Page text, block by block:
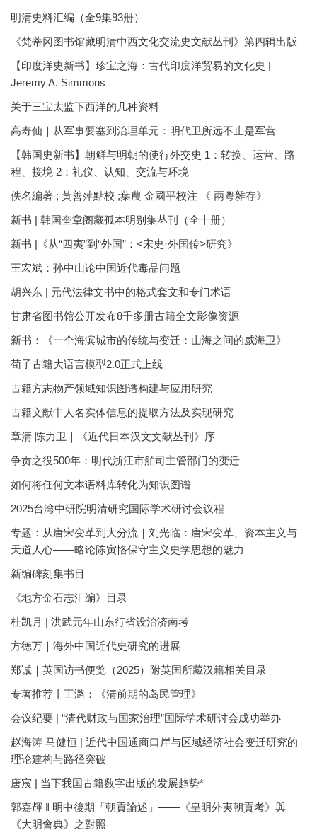
明清史料汇编（全9集93册）
《梵蒂冈图书馆藏明清中西文化交流史文献丛刊》第四辑出版
【印度洋史新书】珍宝之海：古代印度洋贸易的文化史 |
Jeremy A. Simmons
关于三宝太监下西洋的几种资料
高寿仙｜从军事要塞到治理单元：明代卫所远不止是军营
【韩国史新书】朝鲜与明朝的使行外交史 1：转换、运营、路
程、接境 2：礼仪、认知、交流与环境
佚名編著 ; 黃善萍點校 ;葉農 金國平校注 《 兩粵雜存》
新书 | 韩国奎章阁藏孤本明别集丛刊（全十册）
新书 |《从“四夷”到“外国”：<宋史·外国传>研究》
王宏斌：孙中山论中国近代毒品问题
胡兴东 | 元代法律文书中的格式套文和专门术语
甘肃省图书馆公开发布8千多册古籍全文影像资源
新书：《一个海滨城市的传统与变迁：山海之间的威海卫》
荀子古籍大语言模型2.0正式上线
古籍方志物产领域知识图谱构建与应用研究
古籍文献中人名实体信息的提取方法及实现研究
章清 陈力卫｜《近代日本汉文文献丛刊》序
争贡之役500年：明代浙江市舶司主管部门的变迁
如何将任何文本语料库转化为知识图谱
2025台湾中研院明清研究国际学术研讨会议程
专题：从唐宋变革到大分流｜刘光临：唐宋变革、资本主义与
天道人心——略论陈寅恪保守主义史学思想的魅力
新编碑刻集书目
《地方金石志汇编》目录
杜凯月 | 洪武元年山东行省设治济南考
方徳万｜海外中国近代史研究的进展
郑诚｜英国访书便览（2025）附英国所藏汉籍相关目录
专著推荐丨王潞：《清前期的岛民管理》
会议纪要 | “清代财政与国家治理”国际学术研讨会成功举办
赵海涛 马健恒 | 近代中国通商口岸与区域经济社会变迁研究的
理论建构与路径突破
唐宸 | 当下我国古籍数字出版的发展趋势*
郭嘉輝 ‖ 明中後期「朝貢論述」——《皇明外夷朝貢考》與
《大明會典》之對照